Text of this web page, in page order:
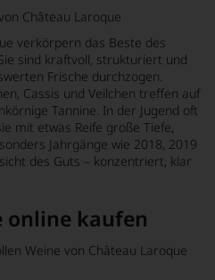
Château Laroque
verkörpern das Beste des
sind kraftvoll, strukturiert und
Frische durchzogen.
Cassis und Veilchen treffen auf
Tannine. In der Jugend oft
mit etwas Reife große Tiefe,
Jahrgänge wie 2018, 2019
des Guts – konzentriert, klar
online kaufen
Weine von Château Laroque